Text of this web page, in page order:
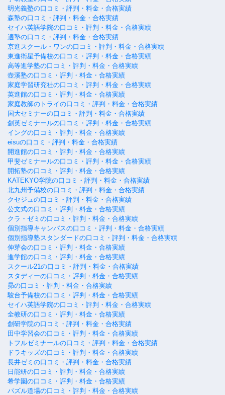
明光義塾の口コミ・評判・料金・合格実績
森塾の口コミ・評判・料金・合格実績
セイハ英語学院の口コミ・評判・料金・合格実績
適塾の口コミ・評判・料金・合格実績
京進スクール・ワンの口コミ・評判・料金・合格実績
東進衛星予備校の口コミ・評判・料金・合格実績
高等進学塾の口コミ・評判・料金・合格実績
壺溪塾の口コミ・評判・料金・合格実績
家庭学習研究社の口コミ・評判・料金・合格実績
英進館の口コミ・評判・料金・合格実績
家庭教師のトライの口コミ・評判・料金・合格実績
国大セミナーの口コミ・評判・料金・合格実績
創英ゼミナールの口コミ・評判・料金・合格実績
イングの口コミ・評判・料金・合格実績
eisuの口コミ・評判・料金・合格実績
開進館の口コミ・評判・料金・合格実績
甲斐ゼミナールの口コミ・評判・料金・合格実績
開拓塾の口コミ・評判・料金・合格実績
KATEKYO学院の口コミ・評判・料金・合格実績
北九州予備校の口コミ・評判・料金・合格実績
クセジュの口コミ・評判・料金・合格実績
公文式の口コミ・評判・料金・合格実績
クラ・ゼミの口コミ・評判・料金・合格実績
個別指導キャンパスの口コミ・評判・料金・合格実績
個別指導塾スタンダードの口コミ・評判・料金・合格実績
伸芽会の口コミ・評判・料金・合格実績
進学館の口コミ・評判・料金・合格実績
スクール21の口コミ・評判・料金・合格実績
スタディーの口コミ・評判・料金・合格実績
昴の口コミ・評判・料金・合格実績
駿台予備校の口コミ・評判・料金・合格実績
セイハ英語学院の口コミ・評判・料金・合格実績
全教研の口コミ・評判・料金・合格実績
創研学院の口コミ・評判・料金・合格実績
田中学習会の口コミ・評判・料金・合格実績
トフルゼミナールの口コミ・評判・料金・合格実績
ドラキッズの口コミ・評判・料金・合格実績
長井ゼミの口コミ・評判・料金・合格実績
日能研の口コミ・評判・料金・合格実績
希学園の口コミ・評判・料金・合格実績
パズル道場の口コミ・評判・料金・合格実績